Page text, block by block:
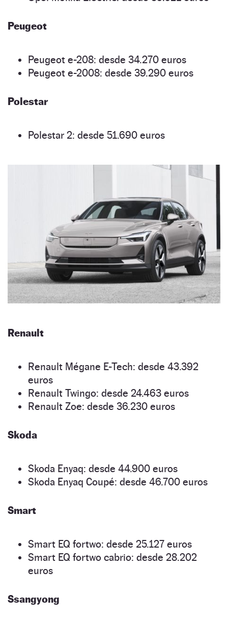
Peugeot
Peugeot e-208: desde 34.270 euros
Peugeot e-2008: desde 39.290 euros
Polestar
Polestar 2: desde 51.690 euros
Renault
Renault Mégane E-Tech: desde 43.392
euros
Renault Twingo: desde 24.463 euros
Renault Zoe: desde 36.230 euros
Skoda
Skoda Enyaq: desde 44.900 euros
Skoda Enyaq Coupé: desde 46.700 euros
Smart
Smart EQ fortwo: desde 25.127 euros
Smart EQ fortwo cabrio: desde 28.202
euros
Ssangyong